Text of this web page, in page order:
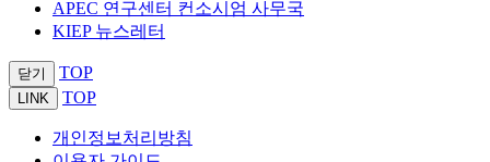
APEC 연구센터 컨소시엄 사무국
KIEP 뉴스레터
닫기 TOP
LINK TOP
개인정보처리방침